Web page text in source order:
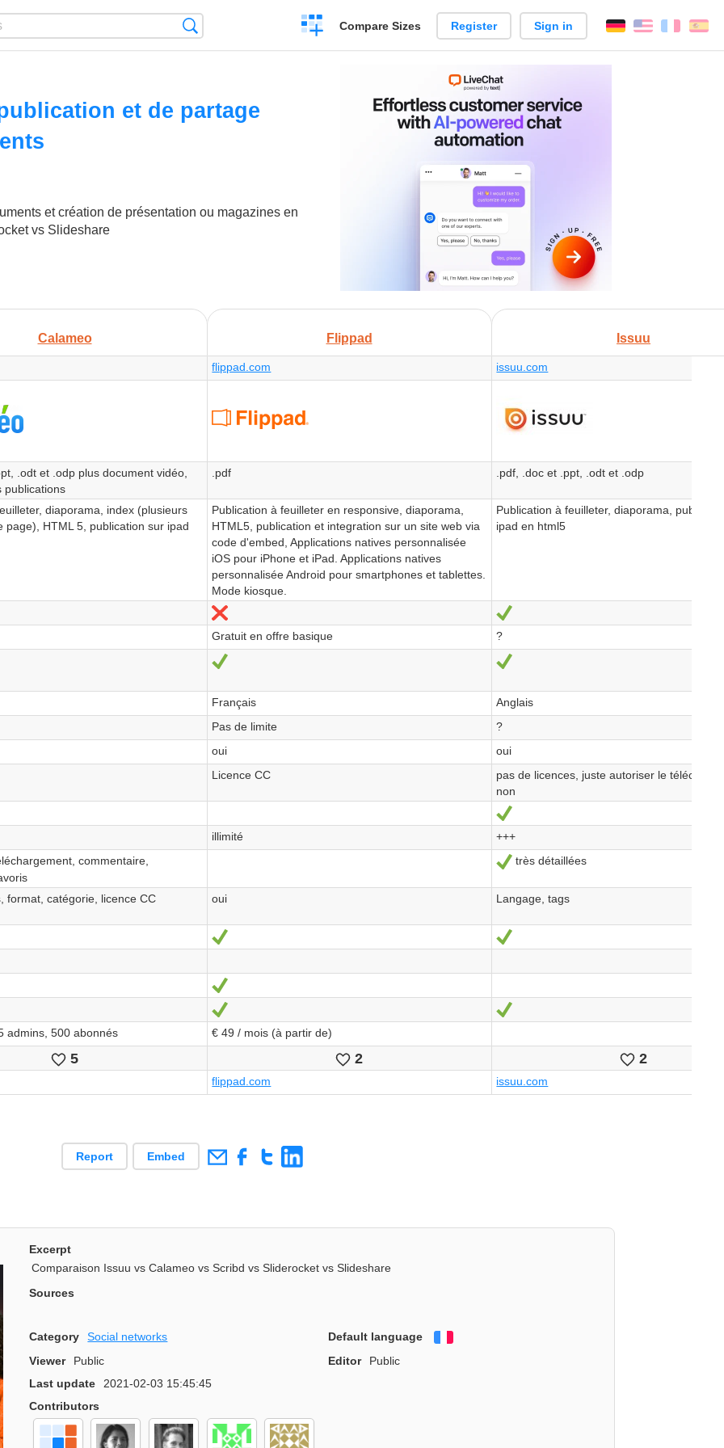
Create
a
Compare Sizes Register Sign in English
et de partage
et création de présentation ou magazines en
vs Slideshare
Calameo Flippad Issuu
flippad.com issuu.com
.odt et .odp plus document vidéo,
publications
.pdf .pdf, .doc et .ppt, .odt et .odp
diaporama, index (plusieurs
page), HTML 5, publication sur ipad
Publication à feuilleter en responsive, diaporama,
HTML5, publication et integration sur un site web via
code d'embed, Applications natives personnalisée
iOS pour iPhone et iPad. Applications natives
personnalisée Android pour smartphones et tablettes.
Mode kiosque.
Publication à feuilleter, diaporama,
ipad en html5
Nein
Gratuit en offre basique
?
Français
Anglais
Pas de limite
?
oui
oui
Licence CC
pas de licences, juste autoriser le
non
Ja
illimité
+++
commentaire,
Ja
très détaillées
format, catégorie, licence CC oui Langage, tags
Ja Ja
Ja
admins, 500 abonnés
€ 49 / mois (à partir de)
Likes
5 Likes
2 Likes
2
flippad.com issuu.com
Report Embed
Excerpt
Comparaison Issuu vs Calameo vs Scribd vs Sliderocket vs Slideshare
Sources
Category Social networks Default language
Viewer
Public Editor
Public
Last update
2021-02-03 15:45:45
Contributors